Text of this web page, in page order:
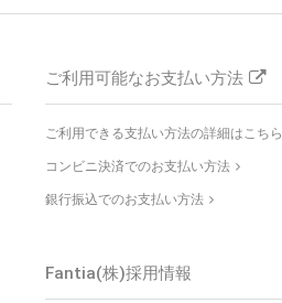
ご利用可能なお支払い方法
ご利用できる支払い方法の詳細はこちら
コンビニ決済でのお支払い方法
銀行振込でのお支払い方法
Fantia(株)採用情報